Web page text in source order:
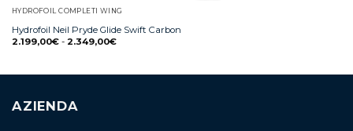
HYDROFOIL COMPLETI WING
Hydrofoil Neil Pryde Glide Swift Carbon
2.199,00€ - 2.349,00€
AZIENDA